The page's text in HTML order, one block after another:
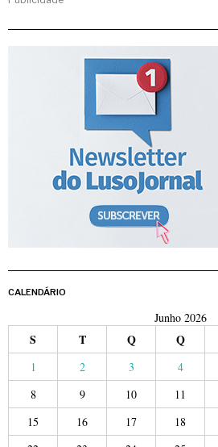
CALENDÁRIO
Junho 2026
S T Q Q
1 2 3 4
8
9 10 11
15
16 17 18